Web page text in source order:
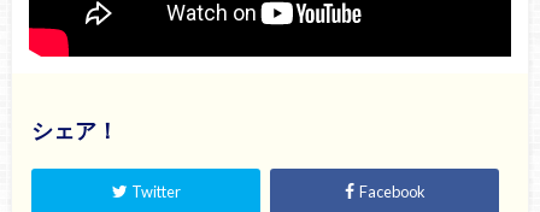
シェア！
Twitter Facebook